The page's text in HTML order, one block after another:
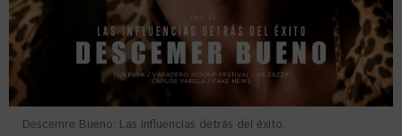
Descemre Bueno: Las influencias detrás del éxito.